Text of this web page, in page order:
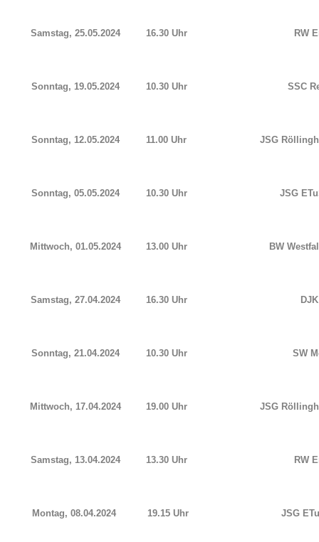
Samstag, 25.05.2024 16.30 Uhr RW
Sonntag, 19.05.2024 10.30 Uhr SSC
Sonntag, 12.05.2024 11.00 Uhr JSG
Sonntag, 05.05.2024 10.30 Uhr JSG
Mittwoch, 01.05.2024 13.00 Uhr BW
Samstag, 27.04.2024 16.30 Uhr
Sonntag, 21.04.2024 10.30 Uhr SW
Mittwoch, 17.04.2024 19.00 Uhr JSG
Samstag, 13.04.2024 13.30 Uhr RW
Montag, 08.04.2024 19.15 Uhr JSG